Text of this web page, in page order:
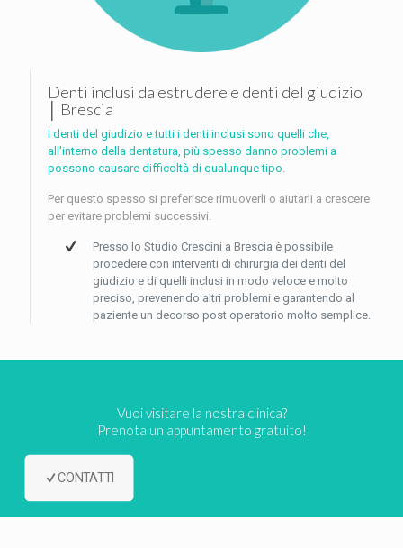
Denti inclusi da estrudere e denti del giudizio
│ Brescia
I denti del giudizio e tutti i denti inclusi sono quelli che,
all'interno della dentatura, più spesso danno problemi a
possono causare difficoltà di qualunque tipo.
Per questo spesso si preferisce rimuoverli o aiutarli a crescere
per evitare problemi successivi.
Presso lo Studio Crescini a Brescia è possibile
procedere con interventi di chirurgia dei denti del
giudizio e di quelli inclusi in modo veloce e molto
preciso, prevenendo altri problemi e garantendo al
paziente un decorso post operatorio molto semplice.
Vuoi visitare la nostra clinica?
Prenota un appuntamento gratuito!
CONTATTI